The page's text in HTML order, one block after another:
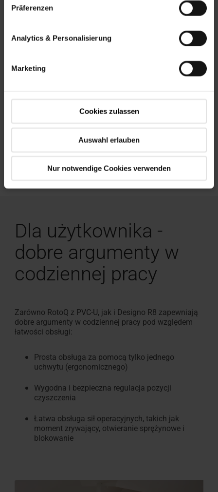
Präferenzen
Analytics & Personalisierung
Marketing
Cookies zulassen
Auswahl erlauben
Nur notwendige Cookies verwenden
czasu i łatwość
Dzięki najkrótszemu w teście czasowi montażu okno
etapy montażu i obsługa uzyskały w raporcie z testu
wymarzoną ocenę 1,0. Krótki czas montażu i szeroki
zakres możliwości regulacji ułatwiają prace
montażowe. Wysiłek wymagany do połączenia,
zarówno wewnętrznego, jak i zewnętrznego, jest
znacznie mniejszy niż w przypadku okien
przyznali ocenę 1,4.
Dla użytkownika -
dobre argumenty w
codziennej pracy
Zarówno RotoQ z PVC-U, jak i Designo R8 zapewniają
dobre argumenty w codziennej pracy pod względem
łatwości obsługi:
Prosta obsługa za pomocą tylko jednego
uchwytu (ergonomicznego)
Wygodna i bezpieczna regulacja pozycji
czyszczenia
Łatwa obsługa sił operacyjnych, takich jak
moment zrywający, otwieranie sprężynowe i
blokowanie